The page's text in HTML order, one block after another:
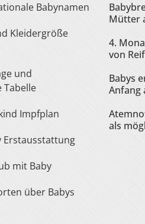
Babynamen
Tabelle
Impfplan
Erstausstattung
mit Baby
über Babys
Mütter
4.
von
Babys
Anfang
als